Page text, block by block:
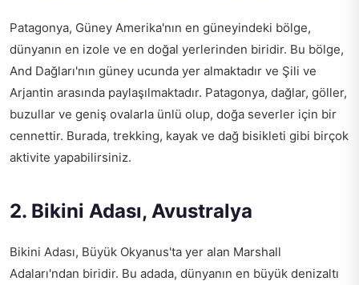
Patagonya, Güney Amerika'nın en güneyindeki bölge,
dünyanın en izole ve en doğal yerlerinden biridir. Bu bölge,
And Dağları'nın güney ucunda yer almaktadır ve Şili ve
Arjantin arasında paylaşılmaktadır. Patagonya, dağlar, göller,
buzullar ve geniş ovalarla ünlü olup, doğa severler için bir
cennettir. Burada, trekking, kayak ve dağ bisikleti gibi birçok
aktivite yapabilirsiniz.
2. Bikini Adası, Avustralya
Bikini Adası, Büyük Okyanus'ta yer alan Marshall
Adaları'ndan biridir. Bu adada, dünyanın en büyük denizaltı